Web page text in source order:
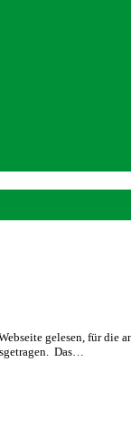
gelesen, für
Das…